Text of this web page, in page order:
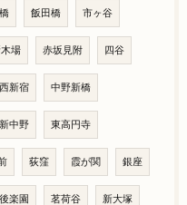
飯田橋 市ヶ谷
木場 赤坂見附 四谷
西新宿 中野新橋
新中野 東高円寺
荻窪 霞が関 銀座
後楽園 茗荷谷 新大塚